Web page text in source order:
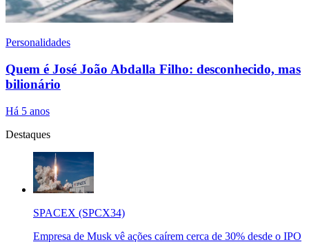
Personalidades
Quem é José João Abdalla Filho: desconhecido, mas
bilionário
Há 5 anos
Destaques
SPACEX (SPCX34)
Empresa de Musk vê ações caírem cerca de 30% desde o IPO